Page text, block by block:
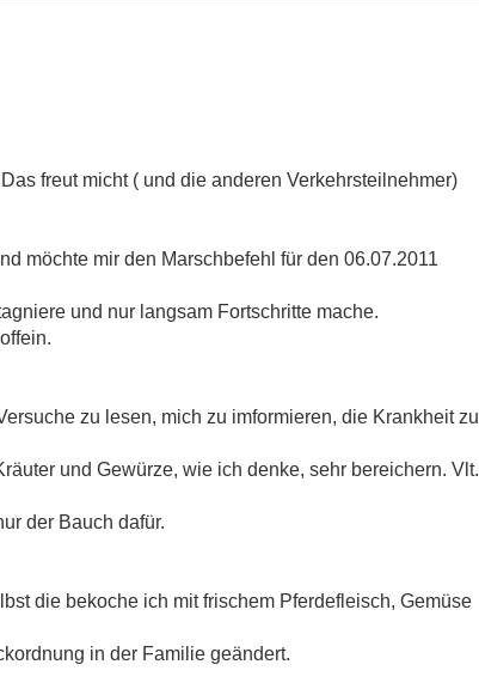
freut micht ( und die anderen Verkehrsteilnehmer)
möchte mir den Marschbefehl für den 06.07.2011
und nur langsam Fortschritte mache.
zu lesen, mich zu imformieren, die Krankheit zu
und Gewürze, wie ich denke, sehr bereichern. Vlt.
der Bauch dafür.
die bekoche ich mit frischem Pferdefleisch, Gemüse
in der Familie geändert.